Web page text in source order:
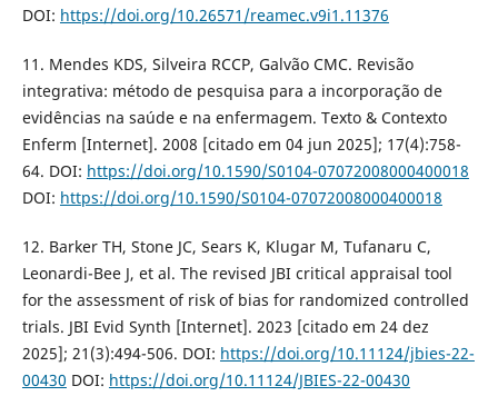
DOI: https://doi.org/10.26571/reamec.v9i1.11376
11. Mendes KDS, Silveira RCCP, Galvão CMC. Revisão
integrativa: método de pesquisa para a incorporação de
evidências na saúde e na enfermagem. Texto & Contexto
Enferm [Internet]. 2008 [citado em 04 jun 2025]; 17(4):758-
64. DOI: https://doi.org/10.1590/S0104-07072008000400018
DOI: https://doi.org/10.1590/S0104-07072008000400018
12. Barker TH, Stone JC, Sears K, Klugar M, Tufanaru C,
Leonardi-Bee J, et al. The revised JBI critical appraisal tool
for the assessment of risk of bias for randomized controlled
trials. JBI Evid Synth [Internet]. 2023 [citado em 24 dez
2025]; 21(3):494-506. DOI: https://doi.org/10.11124/jbies-22-
00430 DOI: https://doi.org/10.11124/JBIES-22-00430